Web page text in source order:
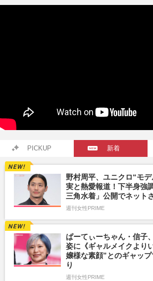
PICKUP 新着
野村周平、ユニクロ“モ
実と熱愛報道！下半身強
三角水着」公開でネット
週刊女性PRIME
ぱーてぃーちゃん・信子
姿に《ギャルメイクより
嬢様な素顔”とのギャッ
り
週刊女性PRIME